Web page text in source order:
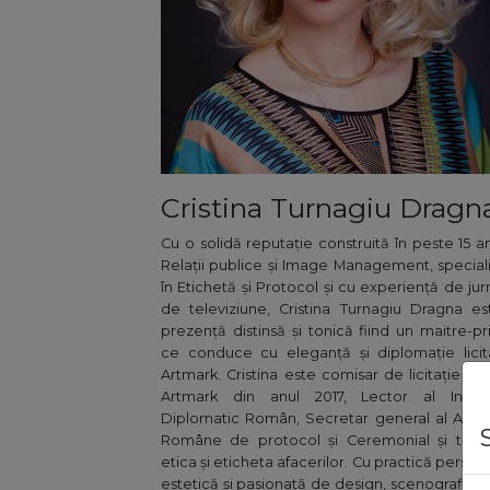
Cristina Turnagiu
Cu o solidă reputație construită în peste 15
Relații publice și Image Management,
în Etichetă și Protocol și cu experiență de
de televiziune, Cristina Turnagiu Dragna
prezență distinsă și tonică fiind un maitre-
ce conduce cu eleganță și diplomație
Artmark. Cristina este comisar de licitație al
Artmark din anul 2017, Lector al
Diplomatic Român, Secretar general al
Române de protocol și Ceremonial și
etica și eticheta afacerilor. Cu practică
estetică și pasionată de design, scenografie și